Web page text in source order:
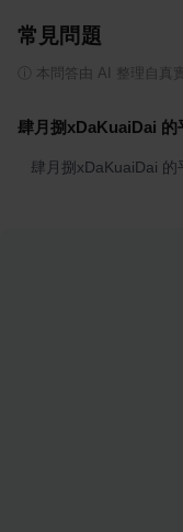
常見問題
本問答由 AI 整理自真
肆月捌xDaKuaiDai 的
肆月捌xDaKuaiDai 的